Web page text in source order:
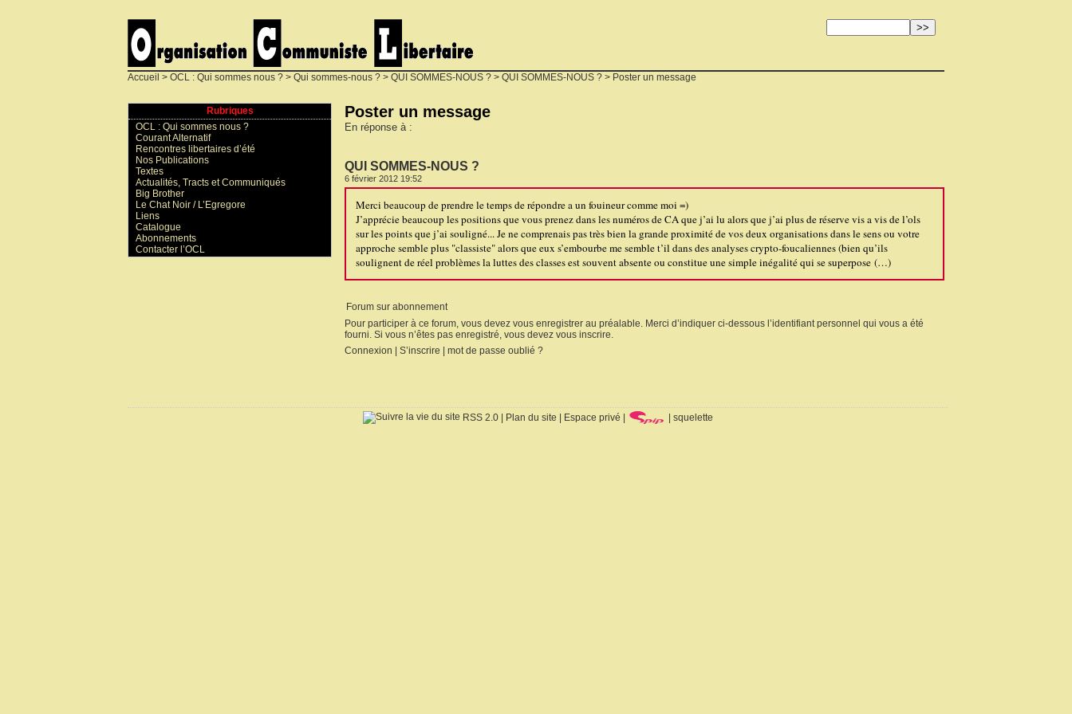
Accueil > OCL : Qui sommes nous ? > Qui sommes-nous ? > QUI SOMMES-NOUS ? > QUI SOMMES-NOUS ? > Poster un message
Poster un message
En réponse à :
QUI SOMMES-NOUS ?
6 février 2012 19:52
Merci beaucoup de prendre le temps de répondre a un fouineur comme moi =)
J’apprécie beaucoup les positions que vous prenez dans les numéros de CA que j’ai lu alors que j’ai plus de réserve vis a vis de l’ols
sur les points que j’ai souligné... Je ne comprenais pas très bien la grande proximité de vos deux organisations dans le sens ou votre
approche semble plus "classiste" alors que eux s’embourbe me semble t’il dans des analyses crypto-foucaliennes (bien qu’ils
soulignent de réel problèmes la luttes des classes est souvent absente ou constitue une simple inégalité qui se superpose (…)
Forum sur abonnement
Pour participer à ce forum, vous devez vous enregistrer au préalable. Merci d’indiquer ci-dessous l’identifiant personnel qui vous a été
fourni. Si vous n’êtes pas enregistré, vous devez vous inscrire.
Connexion | S’inscrire | mot de passe oublié ?
Rubriques
OCL : Qui sommes nous ?
Courant Alternatif
Rencontres libertaires d’été
Nos Publications
Textes
Actualités, Tracts et Communiqués
Big Brother
Le Chat Noir / L’Egregore
Liens
Catalogue
Abonnements
Contacter l’OCL
RSS 2.0| Plan du site | Espace privé | | squelette